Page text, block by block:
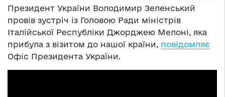
Президент України Володимир Зеленський
провів зустріч із Головою Ради міністрів
Італійської Республіки Джорджею Мелоні, яка
прибула з візитом до нашої країни, повідомляє
Офіс Президента України.